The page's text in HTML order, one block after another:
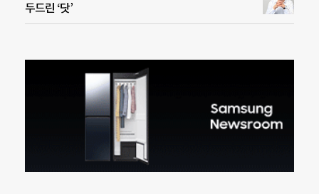
두드린 ‘닷’